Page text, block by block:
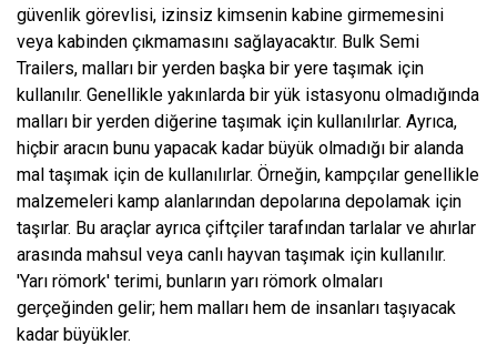
güvenlik görevlisi, izinsiz kimsenin kabine girmemesini
veya kabinden çıkmamasını sağlayacaktır. Bulk Semi
Trailers, malları bir yerden başka bir yere taşımak için
kullanılır. Genellikle yakınlarda bir yük istasyonu olmadığında
malları bir yerden diğerine taşımak için kullanılırlar. Ayrıca,
hiçbir aracın bunu yapacak kadar büyük olmadığı bir alanda
mal taşımak için de kullanılırlar. Örneğin, kampçılar genellikle
malzemeleri kamp alanlarından depolarına depolamak için
taşırlar. Bu araçlar ayrıca çiftçiler tarafından tarlalar ve ahırlar
arasında mahsul veya canlı hayvan taşımak için kullanılır.
'Yarı römork' terimi, bunların yarı römork olmaları
gerçeğinden gelir; hem malları hem de insanları taşıyacak
kadar büyükler.